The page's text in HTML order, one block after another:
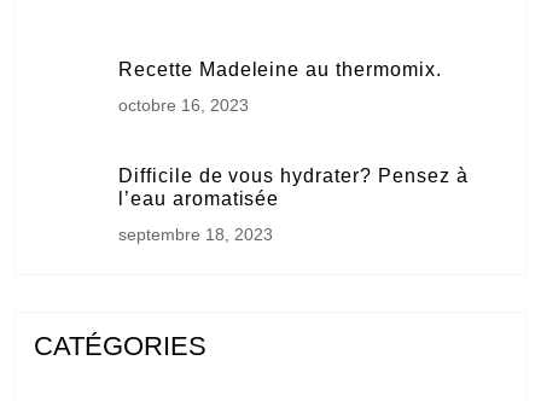
Recette Madeleine au thermomix.
octobre 16, 2023
Difficile de vous hydrater? Pensez à
l’eau aromatisée
septembre 18, 2023
CATÉGORIES